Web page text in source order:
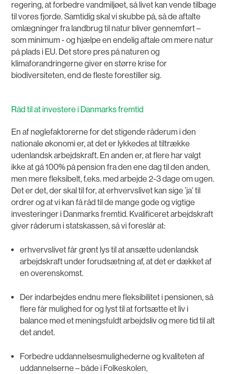
regering, at forbedre vandmiljøet, så livet kan vende tilbage
til vores fjorde. Samtidig skal vi skubbe på, så de aftalte
omlægninger fra landbrug til natur bliver gennemført –
som minimum - og hjælpe en endelig aftale om mere natur
på plads i EU. Det store pres på naturen og
klimaforandringerne giver en større krise for
biodiversiteten, end de fleste forestiller sig.
Råd til at investere i Danmarks fremtid
En af nøglefaktorerne for det stigende råderum i den
nationale økonomi er, at det er lykkedes at tiltrække
udenlandsk arbejdskraft. En anden er, at flere har valgt
ikke at gå 100% på pension fra den ene dag til den anden,
men mere fleksibelt, f.eks. med arbejde 2-3 dage om ugen.
Det er det, der skal til for, at erhvervslivet kan sige ’ja’ til
ordrer og at vi kan få råd til de mange gode og vigtige
investeringer i Danmarks fremtid. Kvalificeret arbejdskraft
giver råderum i statskassen, så vi foreslår at:
erhvervslivet får grønt lys til at ansætte udenlandsk
arbejdskraft under forudsætning af, at det er dækket af
en overenskomst.
Der indarbejdes endnu mere fleksibilitet i pensionen, så
flere får mulighed for og lyst til at fortsætte et liv i
balance med et meningsfuldt arbejdsliv og mere tid til alt
det andet.
Forbedre uddannelsesmulighederne og kvaliteten af
uddannelserne – både i Folkeskolen,